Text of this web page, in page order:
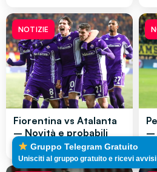
NOTIZIE
Fiorentina vs Atalanta
– Novità e probabili
formazioni
–
Gruppo Telegram Gratuito
Unisciti al gruppo gratuito e ricevi